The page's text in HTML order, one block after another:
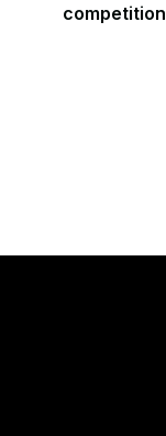
competition